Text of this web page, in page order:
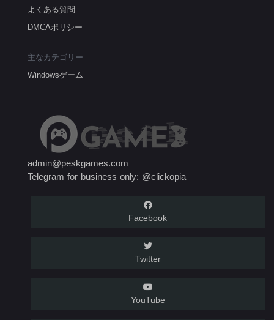
よくある質問
DMCAポリシー
主なカテゴリー
Windowsゲーム
admin@peskgames.com
Telegram for business only: @clickopia
Facebook
Twitter
YouTube